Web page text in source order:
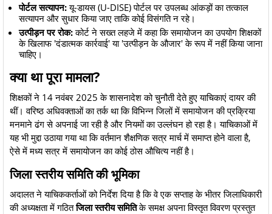
पोर्टल सत्यापन:यू-डायस (U-DISE) पोर्टल पर उपलब्ध आंकड़ों का तत्काल
सत्यापन और सुधार किया जाए ताकि कोई विसंगति न रहे।
उत्पीड़न पर रोक:कोर्ट ने सख्त लहजे में कहा कि समायोजन का उपयोग शिक्षकों
के खिलाफ 'दंडात्मक कार्रवाई' या 'उत्पीड़न के औजार' के रूप में नहीं किया जाना
चाहिए।
​क्या था पूरा मामला?
​शिक्षकों ने 14 नवंबर 2025 के शासनादेश को चुनौती देते हुए याचिकाएं दायर की
थीं। वरिष्ठ अधिवक्ताओं का तर्क था कि विभिन्न जिलों में समायोजन की प्रक्रिया
मनमाने ढंग से अपनाई जा रही है और नियमों का उल्लंघन हो रहा है। याचिकाओं में
यह भी मुद्दा उठाया गया था कि वर्तमान शैक्षणिक सत्र मार्च में समाप्त होने वाला है,
ऐसे में मध्य सत्र में समायोजन का कोई ठोस औचित्य नहीं है।
​जिला स्तरीय समिति की भूमिका
​अदालत ने याचिककर्ताओं को निर्देश दिया है कि वे एक सप्ताह के भीतर जिलाधिकारी
की अध्यक्षता में गठितजिला स्तरीय समितिके समक्ष अपना विस्तृत विवरण प्रस्तुत